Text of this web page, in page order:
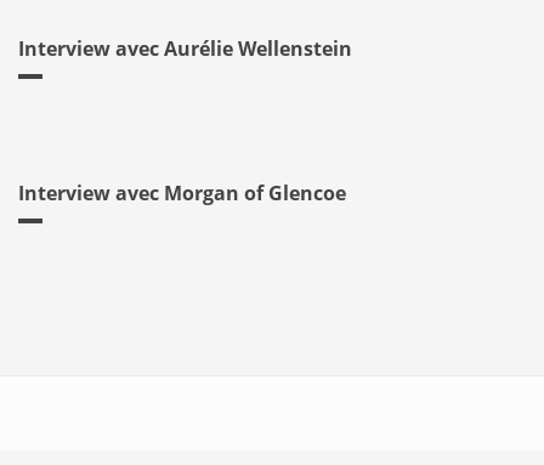
Interview avec Aurélie Wellenstein
Interview avec Morgan of Glencoe